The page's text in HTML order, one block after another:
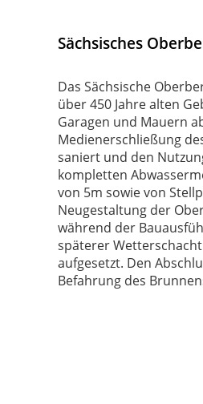
Sächsisches
Das Sächsische
über 450 Jahre alten
Garagen und Mauern
Medienerschließung
saniert und den
kompletten
von 5m sowie von
Neugestaltung der
während der
späterer
aufgesetzt. Den
Befahrung des